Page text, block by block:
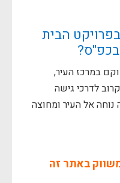
הבית
במרכז העיר,
לדרכי גישה
נוחה אל העיר ומחוצה
באתר זה